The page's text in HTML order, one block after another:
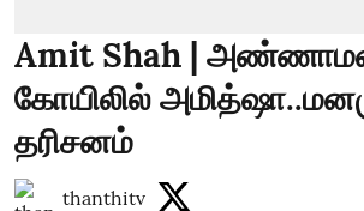
Amit Shah |
கோயிலில்
தரிசனம்
thanthitv